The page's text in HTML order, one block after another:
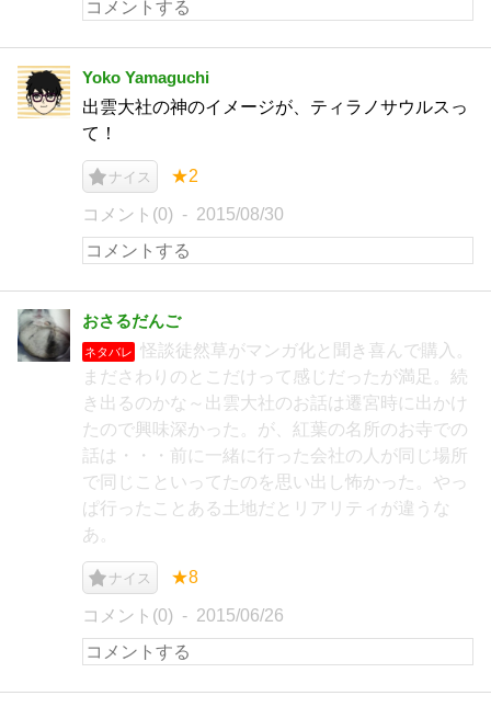
Yoko Yamaguchi
出雲大社の神のイメージが、ティラノサウルスっ
て！
ナイス ★2
コメント(0) 2015/08/30
おさるだんご
ネタバレ
怪談徒然草がマンガ化と聞き喜んで購入。
まださわりのとこだけって感じだったが満足。続
き出るのかな～出雲大社のお話は遷宮時に出かけ
たので興味深かった。が、紅葉の名所のお寺での
話は・・・前に一緒に行った会社の人が同じ場所
で同じこといってたのを思い出し怖かった。やっ
ぱ行ったことある土地だとリアリティが違うな
あ。
ナイス ★8
コメント(0) 2015/06/26